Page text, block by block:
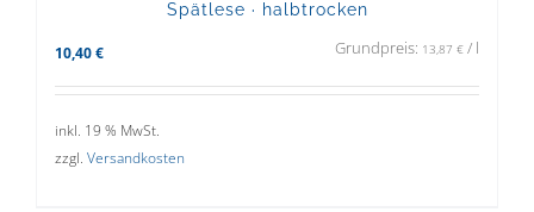
Spätlese · halbtrocken
10,40 € Grundpreis: 13,87 € / l
inkl. 19 % MwSt.
zzgl. Versandkosten